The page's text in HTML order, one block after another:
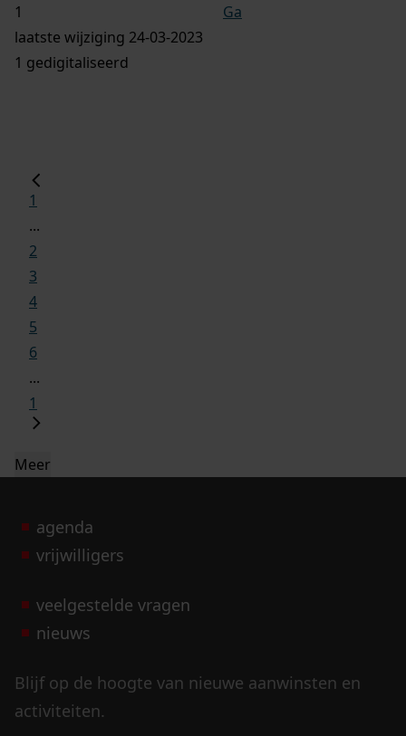
Ga
laatste wijziging 24-03-2023
1 gedigitaliseerd
1
...
2
3
4
5
6
...
1
Meer
agenda
vrijwilligers
veelgestelde vragen
nieuws
Blijf op de hoogte van nieuwe aanwinsten en
activiteiten.